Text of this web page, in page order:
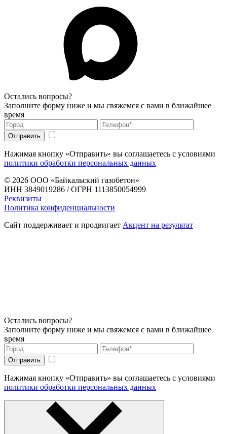
Остались вопросы?
Заполните форму ниже и мы свяжемся с вами в ближайшее
время
Нажимая кнопку «Отправить» вы соглашаетесь с условиями
политики обработки персональных данных
© 2026 ООО «Байкальский газобетон»
ИНН 3849019286 / ОГРН 1113850054999
Реквизиты
Политика конфиденциальности
Сайт поддерживает и продвигает Акцент на результат
Остались вопросы?
Заполните форму ниже и мы свяжемся с вами в ближайшее
время
Нажимая кнопку «Отправить» вы соглашаетесь с условиями
политики обработки персональных данных